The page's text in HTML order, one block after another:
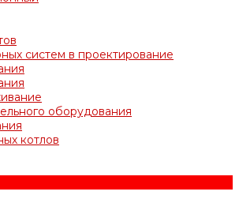
систем в проектирование
оборудования
котлов